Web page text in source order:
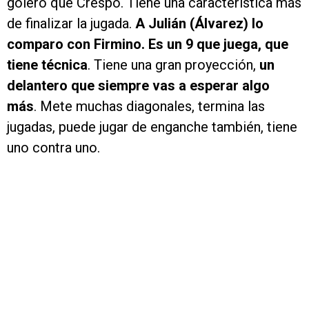
de finalizar la jugada. A Julián (Álvarez) lo
comparo con Firmino. Es un 9 que juega, que
tiene técnica. Tiene una gran proyección, un
delantero que siempre vas a esperar algo
más. Mete muchas diagonales, termina las
jugadas, puede jugar de enganche también, tiene
uno contra uno.